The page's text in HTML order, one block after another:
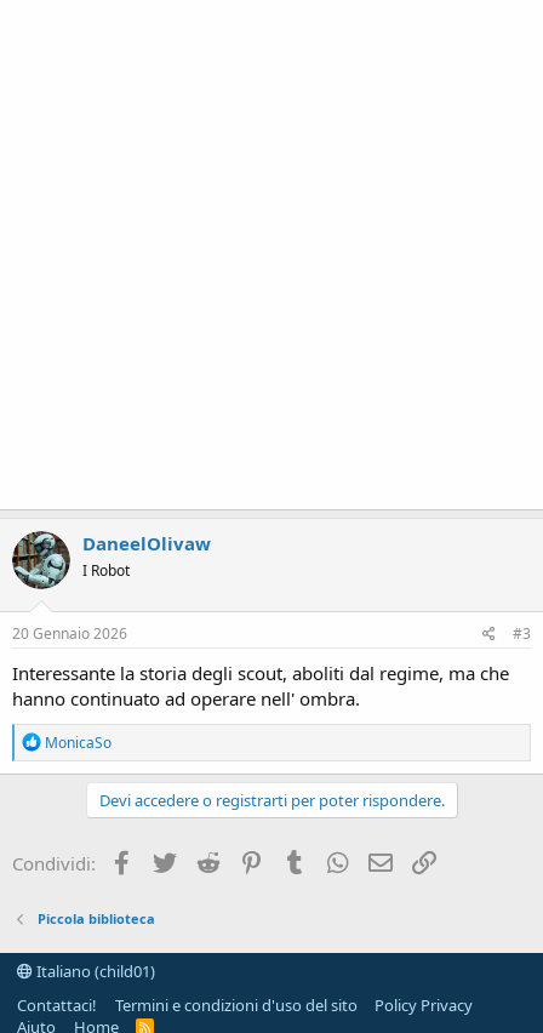
DaneelOlivaw
I Robot
20 Gennaio 2026 #3
Interessante la storia degli scout, aboliti dal regime, ma che
hanno continuato ad operare nell' ombra.
R
e
a
o
n
:
MonicaSo
Devi accedere o registrarti per poter rispondere.
Condividi: Facebook
Twitter Reddit PinterestTumblrWhatsApp
e-mail
Piccola biblioteca
Italiano (child01)
Contattaci!
Termini e condizioni d'uso del sito
Policy Privacy
Aiuto
Home R